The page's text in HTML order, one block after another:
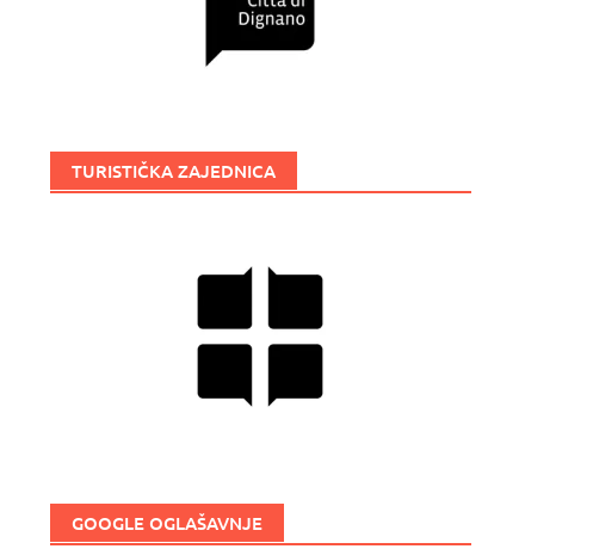
TURISTIČKA ZAJEDNICA
GOOGLE OGLAŠAVNJE